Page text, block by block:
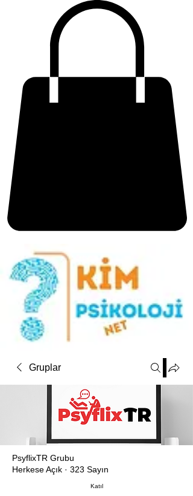
Gruplar
PsyflixTR Grubu
Herkese Açık · 323 Sayın
Katıl